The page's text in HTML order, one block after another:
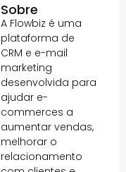
Sobre
A Flowbiz é uma
plataforma de
CRM e e-mail
marketing
desenvolvida para
ajudar e-
commerces a
aumentar vendas,
melhorar o
relacionamento